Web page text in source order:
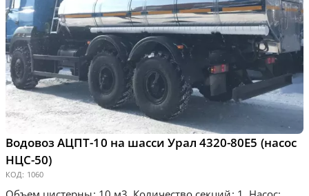
Водовоз АЦПТ-10 на шасси Урал 4320-80Е5 (насос
НЦС-50)
КОД: 1060